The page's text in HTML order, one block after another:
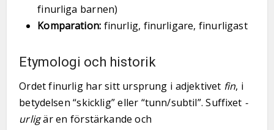
finurliga barnen)
Komparation: finurlig, finurligare, finurligast
Etymologi och historik
Ordet finurlig har sitt ursprung i adjektivet fin, i
betydelsen “skicklig” eller “tunn/subtil”. Suffixet -
urligär en förstärkande och